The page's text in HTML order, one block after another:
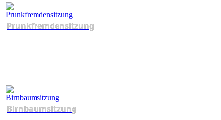
Prunkfremdensitzung
Birnbaumsitzung